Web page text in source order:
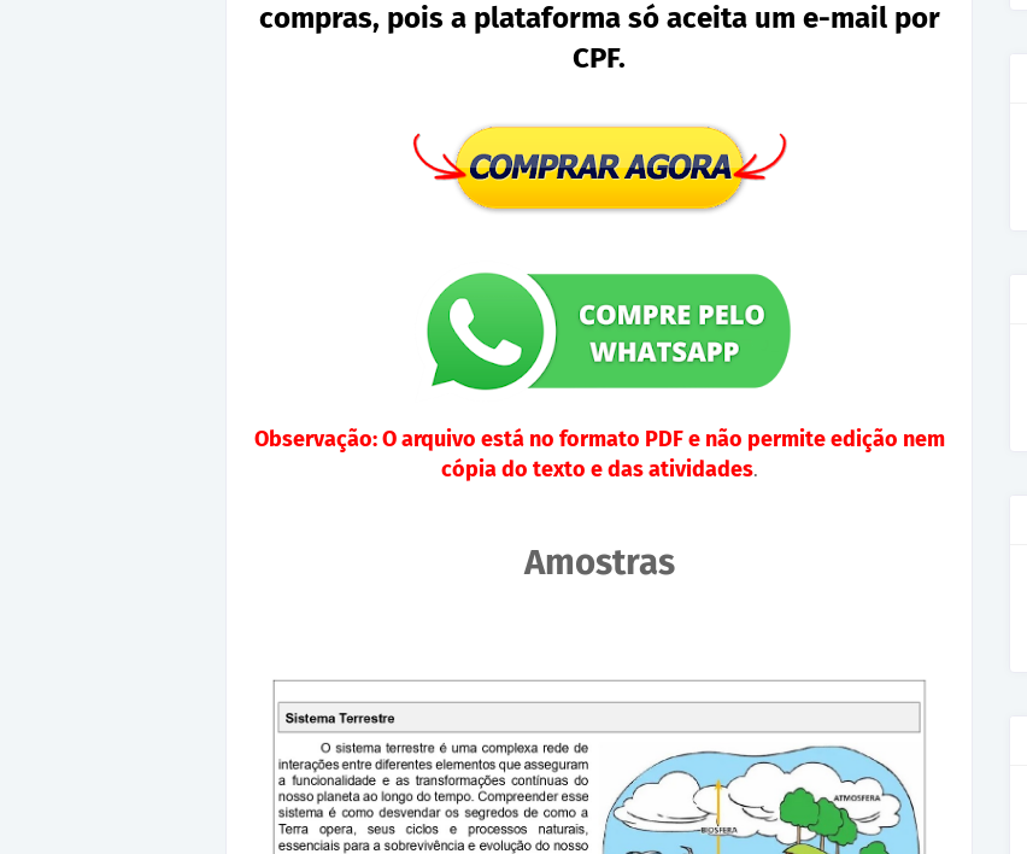
compras, pois a plataforma só aceita um e-mail por
CPF.
Observação: O arquivo está no formato PDF e não permite edição nem
cópia do texto e das atividades.
Amostras